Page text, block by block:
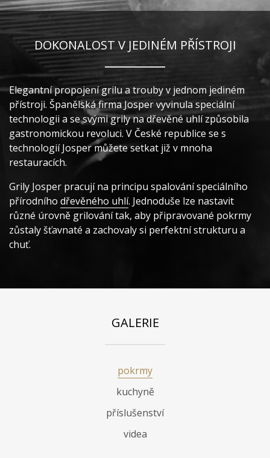
DOKONALOST V JEDINÉM PŘÍSTROJI
Elegantní propojení grilu a trouby v jednom jediném
přístroji. Španělská firma Josper vyvinula speciální
technologii a se svými grily na dřevěné uhlí způsobila
gastronomickou revoluci. V České republice se s
technologií Josper můžete setkat již v mnoha
restauracích.
Grily Josper pracují na principu spalování speciálního
přírodního dřevěného uhlí. Jednoduše lze nastavit
různé úrovně grilování tak, aby připravované pokrmy
zůstaly šťavnaté a zachovaly si perfektní strukturu a
chuť.
GALERIE
pokrmy
kuchyně
příslušenství
videa